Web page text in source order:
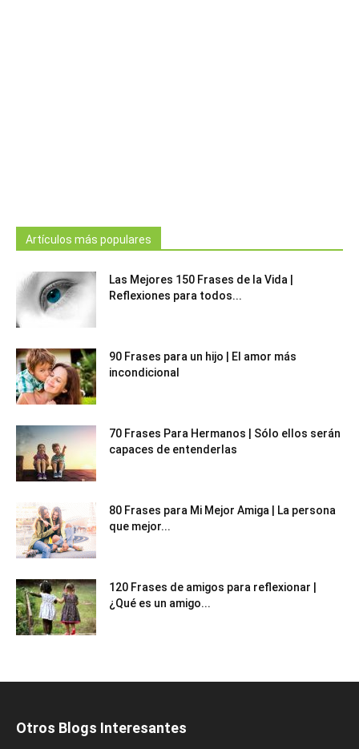
Artículos más populares
Las Mejores 150 Frases de la Vida |
Reflexiones para todos...
90 Frases para un hijo | El amor más
incondicional
70 Frases Para Hermanos | Sólo ellos serán
capaces de entenderlas
80 Frases para Mi Mejor Amiga | La persona
que mejor...
120 Frases de amigos para reflexionar |
¿Qué es un amigo...
Otros Blogs Interesantes